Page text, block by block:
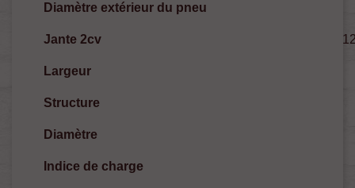
Diamètre extérieur du pneu
Jante 2cv
Largeur
Structure
Diamètre
Indice de charge